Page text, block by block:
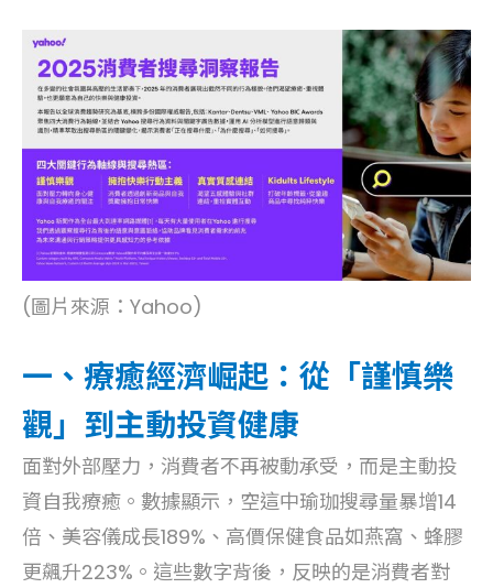
(圖片來源：Yahoo)
一、療癒經濟崛起：從「謹慎樂
觀」到主動投資健康
面對外部壓力，消費者不再被動承受，而是主動投
資自我療癒。數據顯示，空這中瑜珈搜尋量暴增14
倍、美容儀成長189%、高價保健食品如燕窩、蜂膠
更飆升223%。這些數字背後，反映的是消費者對